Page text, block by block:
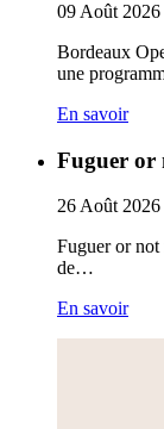
09 Août 2026
Bordeaux
une
En savoir
Fuguer or
26Août 2026
Fuguer or
de…
En savoir